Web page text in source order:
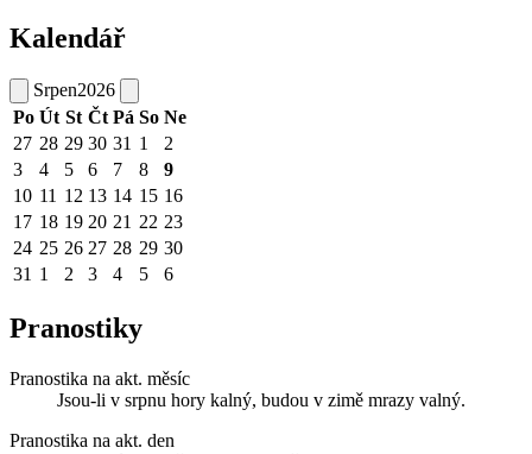
Kalendář
Srpen2026
Po Út St Čt Pá So Ne
27 28 29 30 31 1
2
3
4 5 6 7 8
9
10 11 12 13 14 15 16
17 18 19 20 21 22 23
24 25 26 27 28 29 30
31 1 2 3 4 5 6
Pranostiky
Pranostika na akt. měsíc
Jsou-li v srpnu hory kalný, budou v zimě mrazy valný.
Pranostika na akt. den